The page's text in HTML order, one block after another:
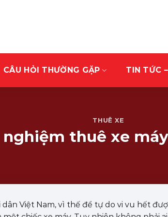
CÂU HỎI THƯỜNG GẶP TIN TỨC
THUÊ XE
thuê xe
Việt Nam, vì thế để tự do vi vu hết